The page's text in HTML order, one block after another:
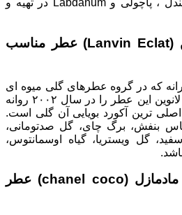
، Vetiver ، کندر ، چوب صندل ، پاچولی و Labdanum در تهیه و
عطر زنانه اکلت لانوین (Lanvin Eclat) عطر مناسب
که در گروه عطرهای گلی میوه ای
طبقه بندی شده است. برند لانوین این عطر را در سال ۲۰۰۲ روانه
ترین آکورد بویایی آن گلی است.
بنفش، برگ چای، گل صدتومانی،
گل ویستریا، گیاه اوسمانتوس،
عطر زنانه شنل کوکو مادمازل (chanel coco) عطر